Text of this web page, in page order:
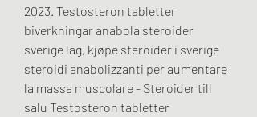
2023. Testosteron tabletter
biverkningar anabola steroider
sverige lag, kjøpe steroider i sverige
steroidi anabolizzanti per aumentare
la massa muscolare - Steroider till
salu Testosteron tabletter